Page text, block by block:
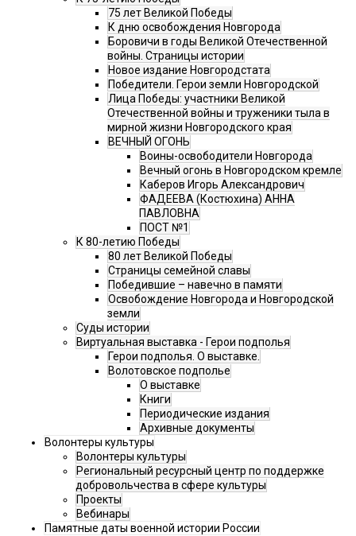
75 лет Великой Победы
К дню освобождения Новгорода
Боровичи в годы Великой Отечественной
войны. Страницы истории
Новое издание Новгородстата
Победители. Герои земли Новгородской
Лица Победы: участники Великой
Отечественной войны и труженики тыла в
мирной жизни Новгородского края
ВЕЧНЫЙ ОГОНЬ
Воины-освободители Новгорода
Вечный огонь в Новгородском кремле
Каберов Игорь Александрович
ФАДЕЕВА (Костюхина) АННА
ПАВЛОВНА
ПОСТ №1
К 80-летию Победы
80 лет Великой Победы
Страницы семейной славы
Победившие – навечно в памяти
Освобождение Новгорода и Новгородской
земли
Суды истории
Виртуальная выставка - Герои подполья
Герои подполья. О выставке.
Волотовское подполье
О выставке
Книги
Периодические издания
Архивные документы
Волонтеры культуры
Волонтеры культуры
Региональный ресурсный центр по поддержке
добровольчества в сфере культуры
Проекты
Вебинары
Памятные даты военной истории России